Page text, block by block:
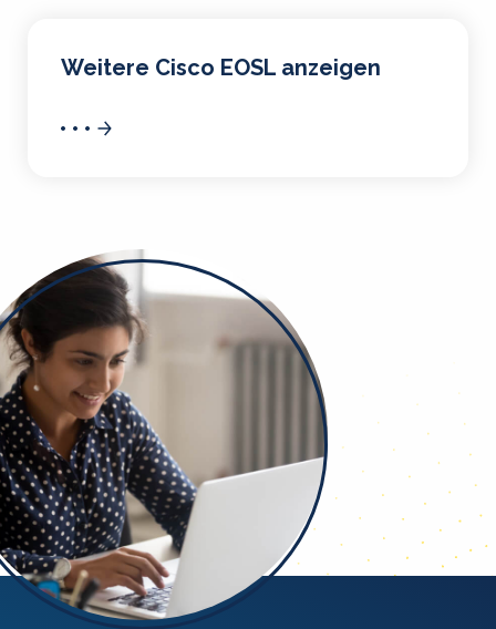
Weitere Cisco EOSL anzeigen